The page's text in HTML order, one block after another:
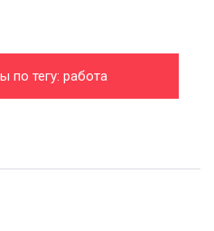
по тегу: работа